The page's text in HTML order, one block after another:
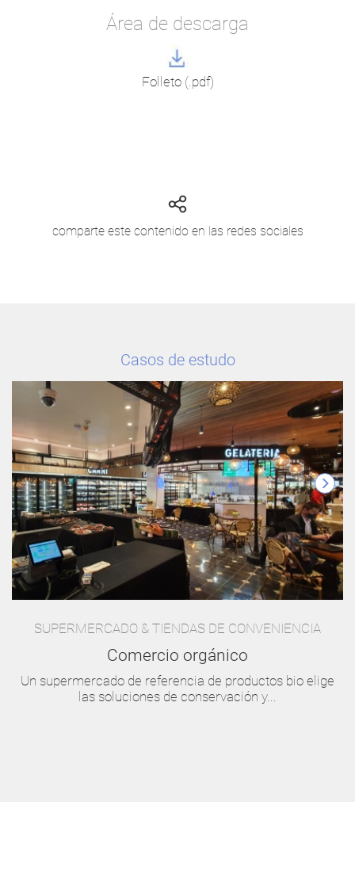
Área de descarga
Folleto (.pdf)
comparte este contenido en las redes sociales
Casos de estudo
SUPERMERCADO & TIENDAS DE CONVENIENCIA
Comercio orgánico
Un supermercado de referencia de productos bio elige
las soluciones de conservación y...